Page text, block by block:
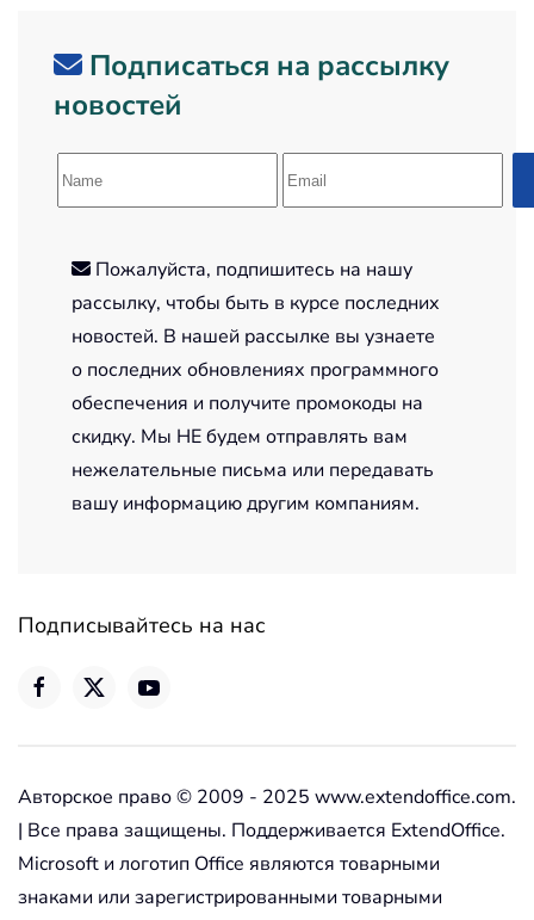
Подписаться на рассылку
новостей
Пожалуйста, подпишитесь на нашу
рассылку, чтобы быть в курсе последних
новостей. В нашей рассылке вы узнаете
о последних обновлениях программного
обеспечения и получите промокоды на
скидку. Мы НЕ будем отправлять вам
нежелательные письма или передавать
вашу информацию другим компаниям.
Подписывайтесь на нас
Авторское право © 2009 - 2025 www.extendoffice.com.
| Все права защищены. Поддерживается ExtendOffice.
Microsoft и логотип Office являются товарными
знаками или зарегистрированными товарными